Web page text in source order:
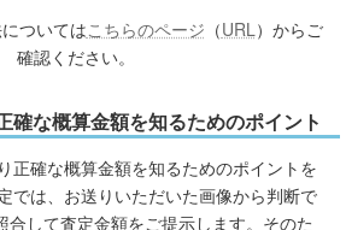
ついてはこちらのページ （URL ）からご
確認ください。
確な概算金額を知るためのポイント
正確な概算金額を知るためのポイントを
では、お送りいただいた画像から判断で
合して査定金額をご提示します。そのた